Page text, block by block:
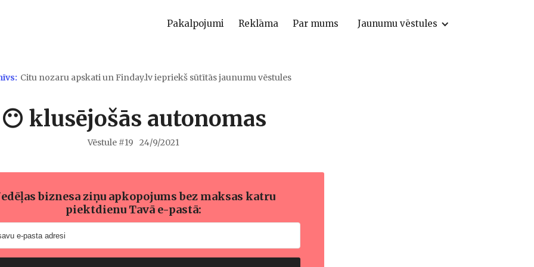
Pakalpojumi Reklāma Par mums Jaunumu vēstules
Citu nozaru apskati un Finday.lv iepriekš sūtītās jaunumu vēstules
😶 klusējošās autonomas
Vēstule #19 24/9/2021
biznesa ziņu apkopojums bez maksas katru
piektdienu Tavā e-pastā: